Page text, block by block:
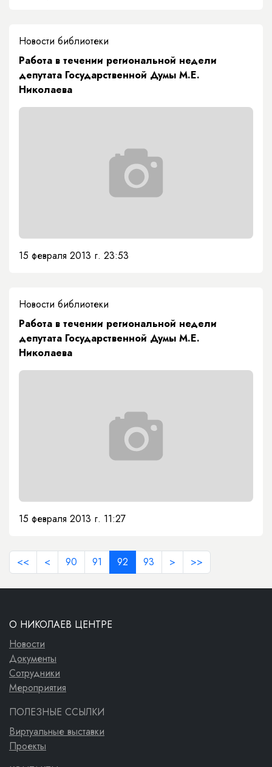
Новости библиотеки
Работа в течении региональной недели
депутата Государственной Думы М.Е.
Николаева
15 февраля 2013 г. 23:53
Новости библиотеки
Работа в течении региональной недели
депутата Государственной Думы М.Е.
Николаева
15 февраля 2013 г. 11:27
<< < 90 91 92 93 > >>
О НИКОЛАЕВ ЦЕНТРЕ
Новости
Документы
Сотрудники
Мероприятия
ПОЛЕЗНЫЕ ССЫЛКИ
Виртуальные выставки
Проекты